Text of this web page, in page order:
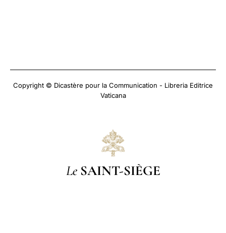
Copyright © Dicastère pour la Communication - Libreria Editrice
Vaticana
Le SAINT-SIÈGE